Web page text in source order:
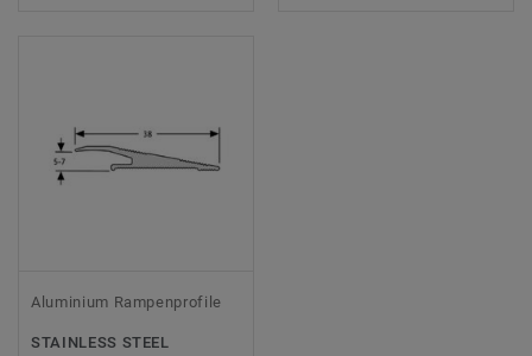
Aluminium Rampenprofile
STAINLESS STEEL